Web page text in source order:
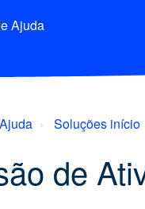
Ajuda
Soluções início
de